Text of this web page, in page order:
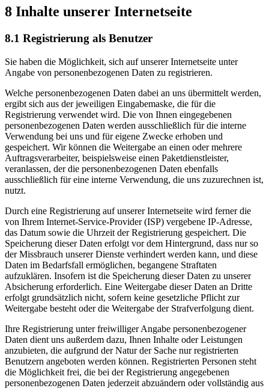
8 Inhalte unserer Internetseite
8.1 Registrierung als Benutzer
Sie haben die Möglichkeit, sich auf unserer Internetseite unter
Angabe von personenbezogenen Daten zu registrieren.
Welche personenbezogenen Daten dabei an uns übermittelt werden,
ergibt sich aus der jeweiligen Eingabemaske, die für die
Registrierung verwendet wird. Die von Ihnen eingegebenen
personenbezogenen Daten werden ausschließlich für die interne
Verwendung bei uns und für eigene Zwecke erhoben und
gespeichert. Wir können die Weitergabe an einen oder mehrere
Auftragsverarbeiter, beispielsweise einen Paketdienstleister,
veranlassen, der die personenbezogenen Daten ebenfalls
ausschließlich für eine interne Verwendung, die uns zuzurechnen ist,
nutzt.
Durch eine Registrierung auf unserer Internetseite wird ferner die
von Ihrem Internet-Service-Provider (ISP) vergebene IP-Adresse,
das Datum sowie die Uhrzeit der Registrierung gespeichert. Die
Speicherung dieser Daten erfolgt vor dem Hintergrund, dass nur so
der Missbrauch unserer Dienste verhindert werden kann, und diese
Daten im Bedarfsfall ermöglichen, begangene Straftaten
aufzuklären. Insofern ist die Speicherung dieser Daten zu unserer
Absicherung erforderlich. Eine Weitergabe dieser Daten an Dritte
erfolgt grundsätzlich nicht, sofern keine gesetzliche Pflicht zur
Weitergabe besteht oder die Weitergabe der Strafverfolgung dient.
Ihre Registrierung unter freiwilliger Angabe personenbezogener
Daten dient uns außerdem dazu, Ihnen Inhalte oder Leistungen
anzubieten, die aufgrund der Natur der Sache nur registrierten
Benutzern angeboten werden können. Registrierten Personen steht
die Möglichkeit frei, die bei der Registrierung angegebenen
personenbezogenen Daten jederzeit abzuändern oder vollständig aus